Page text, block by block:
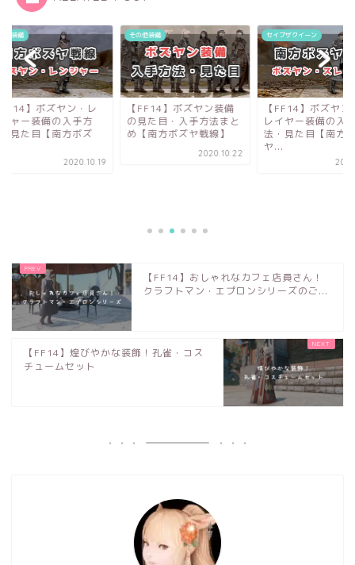
装備
】ボズヤン・レ
ャー装備の入手方
見た目【南方ボズ
2020.10.19
その他装備
【FF14】ボズヤン装備
の見た目・入手方法まと
め【南方ボズヤ戦線】
2020.10.22
セイブザクイーン
【FF14】ボズヤン
レイヤー装備の入手
法・見た目【南方ボ
ヤ...
【FF14】おしゃれなカフェ店員さん！
クラフトマン・エプロンシリーズのご...
【FF14】煌びやかな装飾！孔雀・コス
チュームセット